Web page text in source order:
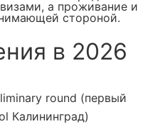
а проживание и
стороной.
в 2026
round (первый
Калининград)